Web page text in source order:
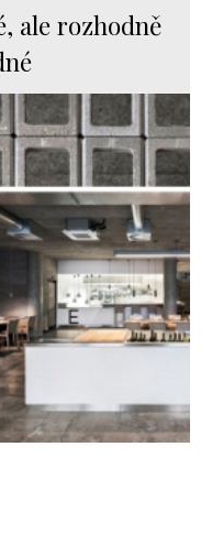
ale rozhodně